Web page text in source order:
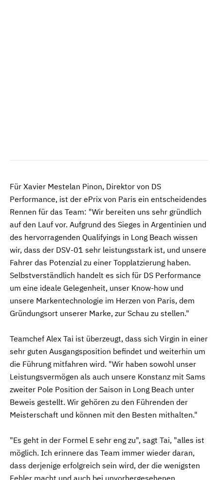
Für Xavier Mestelan Pinon, Direktor von DS
Performance, ist der ePrix von Paris ein entscheidendes
Rennen für das Team: "Wir bereiten uns sehr gründlich
auf den Lauf vor. Aufgrund des Sieges in Argentinien und
des hervorragenden Qualifyings in Long Beach wissen
wir, dass der DSV-01 sehr leistungsstark ist, und unsere
Fahrer das Potenzial zu einer Topplatzierung haben.
Selbstverständlich handelt es sich für DS Performance
um eine ideale Gelegenheit, unser Know-how und
unsere Markentechnologie im Herzen von Paris, dem
Gründungsort unserer Marke, zur Schau zu stellen."
Teamchef Alex Tai ist überzeugt, dass sich Virgin in einer
sehr guten Ausgangsposition befindet und weiterhin um
die Führung mitfahren wird. "Wir haben sowohl unser
Leistungsvermögen als auch unsere Konstanz mit Sams
zweiter Pole Position der Saison in Long Beach unter
Beweis gestellt. Wir gehören zu den Führenden der
Meisterschaft und können mit den Besten mithalten."
"Es geht in der Formel E sehr eng zu", sagt Tai, "alles ist
möglich. Ich erinnere das Team immer wieder daran,
dass derjenige erfolgreich sein wird, der die wenigsten